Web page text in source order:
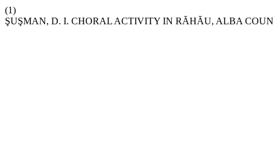
(1)
ŞUŞMAN, D. I. CHORAL ACTIVITY IN RĂHĂU, ALBA